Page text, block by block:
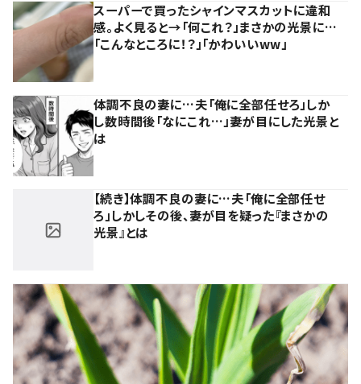
スーパーで買ったシャインマスカットに違和
感。よく見ると→「何これ？」まさかの光景に…
「こんなところに！？」「かわいいww」
体調不良の妻に…夫「俺に全部任せろ」しか
し数時間後「なにこれ…」妻が目にした光景と
は
【続き】体調不良の妻に…夫「俺に全部任せ
ろ」しかしその後、妻が目を疑った『まさかの
光景』とは